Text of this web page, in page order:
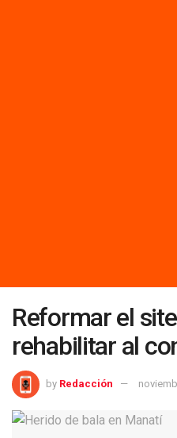
Reformar el
rehabilitar al
by Redacción